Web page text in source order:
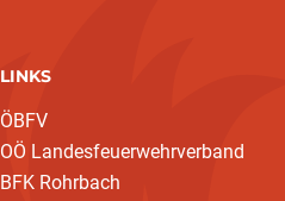
LINKS
ÖBFV
OÖ Landesfeuerwehrverband
BFK Rohrbach